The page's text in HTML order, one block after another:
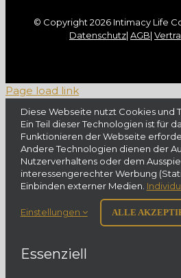
© Copyright 2026 Intimacy Life
Datenschutz| AGB|
Page load link
Diese Webseite nutzt Cookies und
Ein Teil dieser Technologien ist für
Funktionieren der Webseite
Andere Technologien dienen der
Nutzerverhaltens oder dem
interessengerechter Werbung
Einbinden externer Medien.
Einstellungen ALLE
Essenziell